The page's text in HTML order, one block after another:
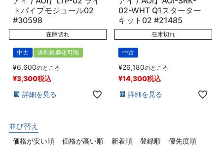
トパイプモジュール02
#30598
在庫切れ
中古 送料最適化可能
¥6,600のところ
¥3,300税込
詳細を見る
02-WHT Q1スターター
キット02 #21485
在庫切れ
中古
¥26,180のところ
¥14,300税込
詳細を見る
並び替え
価格が安い順 価格が高い順 新着順 登録順
優先度順